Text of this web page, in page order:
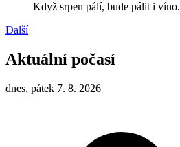
Když srpen pálí, bude pálit i víno.
Další
Aktuální počasí
dnes, pátek 7. 8. 2026